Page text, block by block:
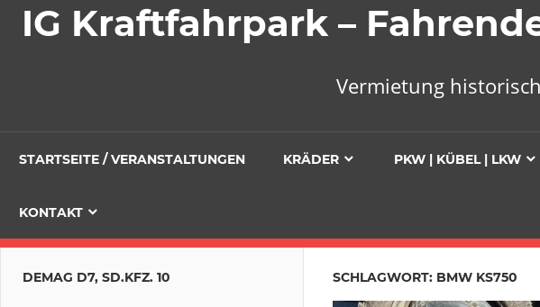
IG Kraftfahrpark –
Vermietung
STARTSEITE / VERANSTALTUNGEN KRÄDER PKW | KÜBEL | LKW
KONTAKT
SCHLAGWORT: BMW KS750
DEMAG D7, SD.KFZ. 10